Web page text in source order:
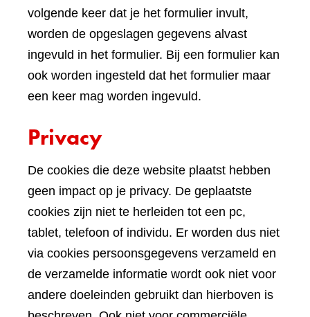
volgende keer dat je het formulier invult,
worden de opgeslagen gegevens alvast
ingevuld in het formulier. Bij een formulier kan
ook worden ingesteld dat het formulier maar
een keer mag worden ingevuld.
Privacy
De cookies die deze website plaatst hebben
geen impact op je privacy. De geplaatste
cookies zijn niet te herleiden tot een pc,
tablet, telefoon of individu. Er worden dus niet
via cookies persoonsgegevens verzameld en
de verzamelde informatie wordt ook niet voor
andere doeleinden gebruikt dan hierboven is